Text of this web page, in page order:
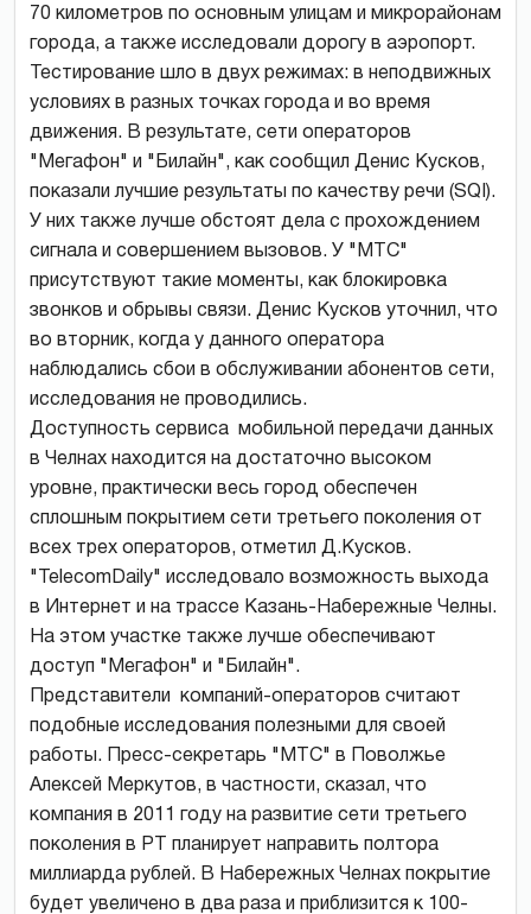
70 километров по основным улицам и микрорайонам
города, а также исследовали дорогу в аэропорт.
Тестирование шло в двух режимах: в неподвижных
условиях в разных точках города и во время
движения. В результате, сети операторов
"Мегафон" и "Билайн", как сообщил Денис Кусков,
показали лучшие результаты по качеству речи (SQI).
У них также лучше обстоят дела с прохождением
сигнала и совершением вызовов. У "МТС"
присутствуют такие моменты, как блокировка
звонков и обрывы связи. Денис Кусков уточнил, что
во вторник, когда у данного оператора
наблюдались сбои в обслуживании абонентов сети,
исследования не проводились.
Доступность сервиса мобильной передачи данных
в Челнах находится на достаточно высоком
уровне, практически весь город обеспечен
сплошным покрытием сети третьего поколения от
всех трех операторов, отметил Д.Кусков.
"TelecomDaily" исследовало возможность выхода
в Интернет и на трассе Казань-Набережные Челны.
На этом участке также лучше обеспечивают
доступ "Мегафон" и "Билайн".
Представители компаний-операторов считают
подобные исследования полезными для своей
работы. Пресс-секретарь "МТС" в Поволжье
Алексей Меркутов, в частности, сказал, что
компания в 2011 году на развитие сети третьего
поколения в РТ планирует направить полтора
миллиарда рублей. В Набережных Челнах покрытие
будет увеличено в два раза и приблизится к 100-